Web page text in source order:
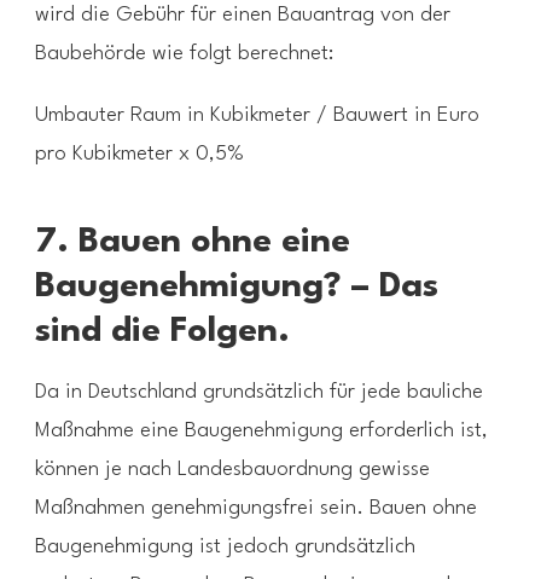
wird die Gebühr für einen Bauantrag von der
Baubehörde wie folgt berechnet:
Umbauter Raum in Kubikmeter / Bauwert in Euro
pro Kubikmeter x 0,5%
7. Bauen ohne eine
Baugenehmigung? – Das
sind die Folgen.
Da in Deutschland grundsätzlich für jede bauliche
Maßnahme eine Baugenehmigung erforderlich ist,
können je nach Landesbauordnung gewisse
Maßnahmen genehmigungsfrei sein. Bauen ohne
Baugenehmigung ist jedoch grundsätzlich